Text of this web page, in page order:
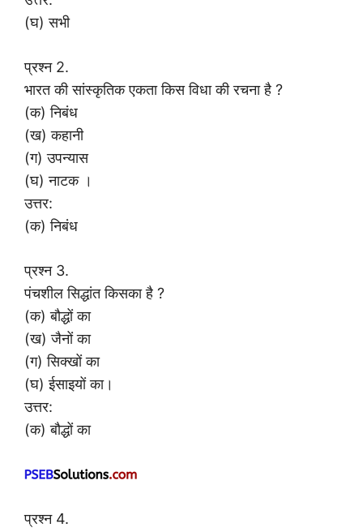
(घ) सभी
प्रश्न 2.
भारत की सांस्कृतिक एकता किस विधा की रचना है ?
(क) निबंध
(ख) कहानी
(ग) उपन्यास
(घ) नाटक ।
उत्तर:
(क) निबंध
प्रश्न 3.
पंचशील सिद्धांत किसका है ?
(क) बौद्धों का
(ख) जैनों का
(ग) सिक्खों का
(घ) ईसाइयों का।
उत्तर:
(क) बौद्धों का
प्रश्न 4.